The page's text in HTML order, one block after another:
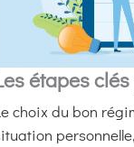
étapes
choix du bon